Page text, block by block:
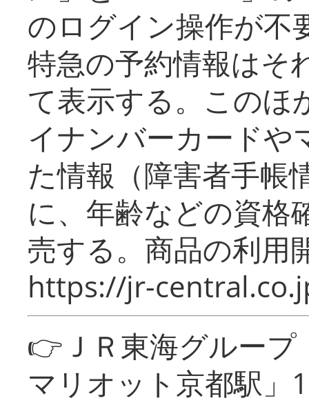
のログイン操作が不
特急の予約情報はそ
て表示する。このほ
イナンバーカードや
た情報（障害者手帳
に、年齢などの資格
売する。商品の利用
https://jr-
👉ＪＲ東海グルー
マリオット京都駅」